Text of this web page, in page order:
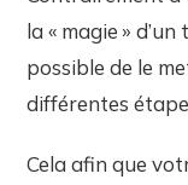
la « magie »
possible de le
différentes
Cela afin que